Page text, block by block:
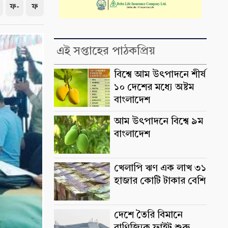
ফ- ফ
এই সপ্তাহের পাঠকপ্রিয়
বিশ্বে আম উৎপাদনে শীর্ষ
১০ দেশের মধ্যে অষ্টম
বাংলাদেশ
আম উৎপাদনে বিশ্বে ৯ম
বাংলাদেশ
খেলাপি ঋণ এক লাখ ৩১
হাজার কোটি টাকার বেশি
দেশে তৈরি বিমানে